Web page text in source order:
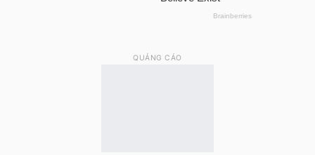
QUẢNG CÁO